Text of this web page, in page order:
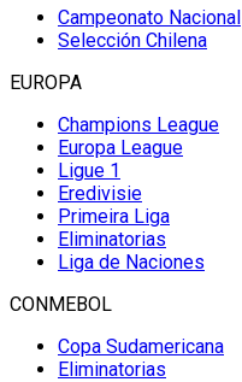
Campeonato Nacional
Selección Chilena
EUROPA
Champions League
Europa League
Ligue 1
Eredivisie
Primeira Liga
Eliminatorias
Liga de Naciones
CONMEBOL
Copa Sudamericana
Eliminatorias